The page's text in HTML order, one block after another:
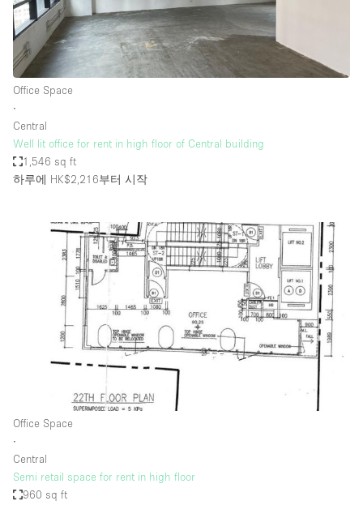
Office Space
∙
Central
Well lit office for rent in high floor of Central building
1,546 sq ft
하루에 HK$2,216부터 시작
Office Space
∙
Central
Semi retail space for rent in high floor
960 sq ft